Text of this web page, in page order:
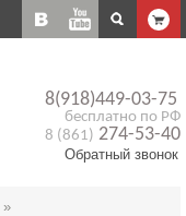
8(918)449-03-75
бесплатно по РФ
8 (861) 274-53-40
Обратный звонок
»